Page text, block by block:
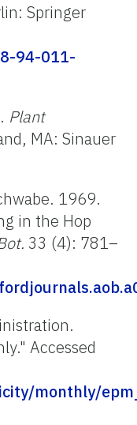
Springer
94-011-
Plant
MA: Sinauer
1969.
in the Hop
33 (4): 781–
Accessed
monthly/